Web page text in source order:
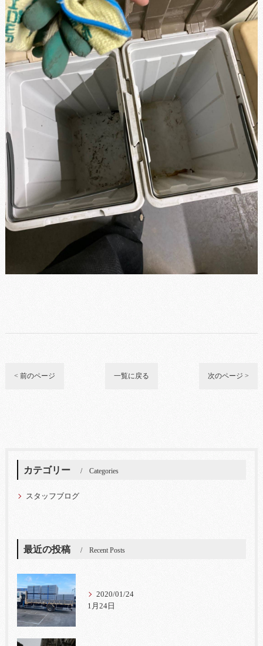
< 前のページ 一覧に戻る 次のページ >
カテゴリー Categories
スタッフブログ
最近の投稿 Recent Posts
2020/01/24
1月24日